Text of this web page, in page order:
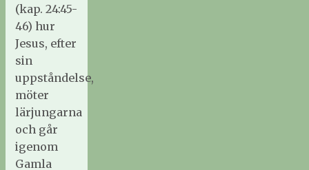
(kap. 24:45-
46) hur
Jesus, efter
sin
uppståndelse,
möter
lärjungarna
och går
igenom
Gamla